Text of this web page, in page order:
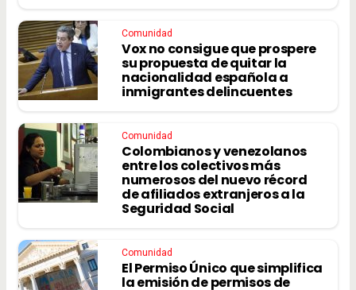
Comunidad
Vox no consigue que prospere
su propuesta de quitar la
nacionalidad española a
inmigrantes delincuentes
Comunidad
Colombianos y venezolanos
entre los colectivos más
numerosos del nuevo récord
de afiliados extranjeros a la
Seguridad Social
Comunidad
El Permiso Único que simplifica
la emisión de permisos de